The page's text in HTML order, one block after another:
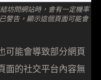
坊問網站時，會有一定機率
警告，顯示這個頁面可能會
可能會導致部分網頁
面的社交平台內容無